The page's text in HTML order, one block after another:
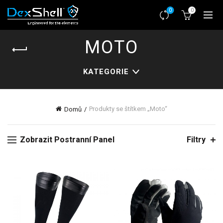
0 0
MOTO
KATEGORIE
Domů Produkty se štítkem „Moto“
Zobrazit Postranní Panel Filtry